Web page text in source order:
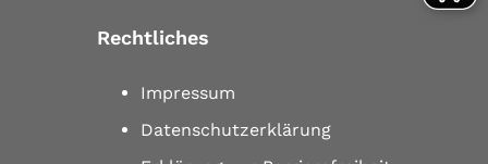
Rechtliches
Impressum
Datenschutzerklärung